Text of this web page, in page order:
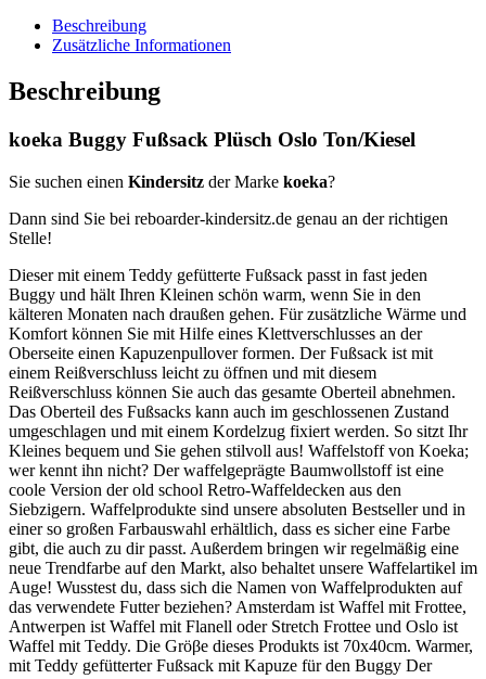
Beschreibung
Zusätzliche Informationen
Beschreibung
koeka Buggy Fußsack Plüsch Oslo Ton/Kiesel
Sie suchen einen Kindersitz der Marke koeka?
Dann sind Sie bei reboarder-kindersitz.de genau an der richtigen
Stelle!
Dieser mit einem Teddy gefütterte Fußsack passt in fast jeden
Buggy und hält Ihren Kleinen schön warm, wenn Sie in den
kälteren Monaten nach draußen gehen. Für zusätzliche Wärme und
Komfort können Sie mit Hilfe eines Klettverschlusses an der
Oberseite einen Kapuzenpullover formen. Der Fußsack ist mit
einem Reißverschluss leicht zu öffnen und mit diesem
Reißverschluss können Sie auch das gesamte Oberteil abnehmen.
Das Oberteil des Fußsacks kann auch im geschlossenen Zustand
umgeschlagen und mit einem Kordelzug fixiert werden. So sitzt Ihr
Kleines bequem und Sie gehen stilvoll aus! Waffelstoff von Koeka;
wer kennt ihn nicht? Der waffelgeprägte Baumwollstoff ist eine
coole Version der old school Retro-Waffeldecken aus den
Siebzigern. Waffelprodukte sind unsere absoluten Bestseller und in
einer so großen Farbauswahl erhältlich, dass es sicher eine Farbe
gibt, die auch zu dir passt. Außerdem bringen wir regelmäßig eine
neue Trendfarbe auf den Markt, also behaltet unsere Waffelartikel im
Auge! Wusstest du, dass sich die Namen von Waffelprodukten auf
das verwendete Futter beziehen? Amsterdam ist Waffel mit Frottee,
Antwerpen ist Waffel mit Flanell oder Stretch Frottee und Oslo ist
Waffel mit Teddy. Die Gröβe dieses Produkts ist 70x40cm. Warmer,
mit Teddy gefütterter Fußsack mit Kapuze für den Buggy Der